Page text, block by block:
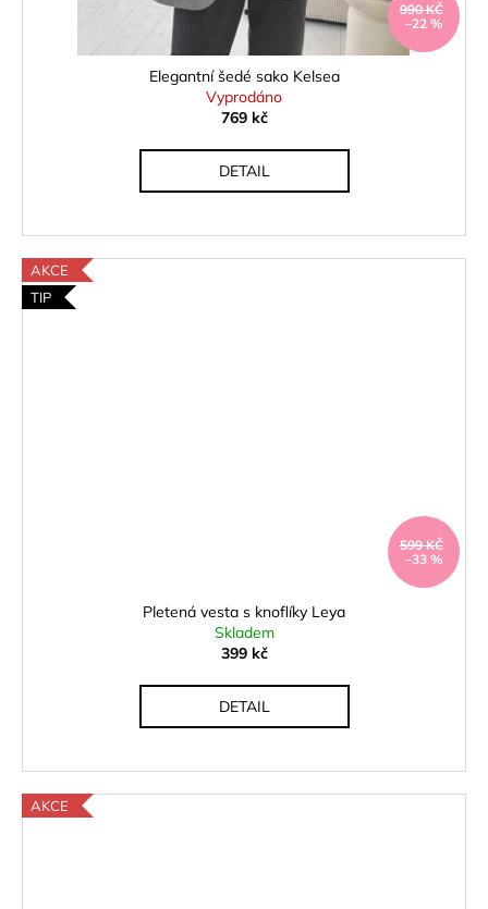
990 KČ
–22 %
Elegantní šedé sako Kelsea
Vyprodáno
769 kč
DETAIL
AKCE
TIP
599 KČ
–33 %
Pletená vesta s knoflíky Leya
Skladem
399 kč
DETAIL
AKCE